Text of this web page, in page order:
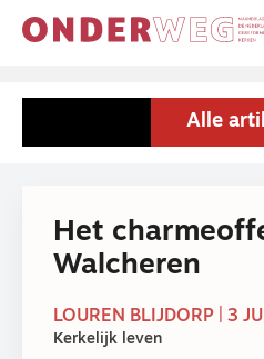
Alle
Het
Walcheren
LOUREN BLIJDORP | 3
Kerkelijk leven